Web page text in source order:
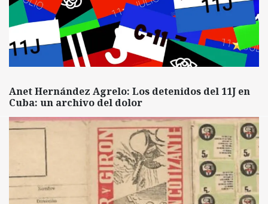
Anet Hernández Agrelo: Los detenidos del 11J en
Cuba: un archivo del dolor